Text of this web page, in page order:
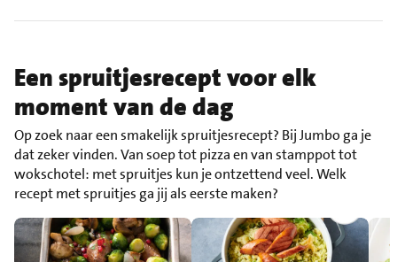
Een spruitjesrecept voor elk
moment van de dag
Op zoek naar een smakelijk spruitjesrecept? Bij Jumbo ga je
dat zeker vinden. Van soep tot pizza en van stamppot tot
wokschotel: met spruitjes kun je ontzettend veel. Welk
recept met spruitjes ga jij als eerste maken?